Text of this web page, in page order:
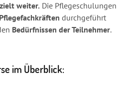
weiter. Die Pflegeschulungen
durchgeführt
Bedürfnissen der Teilnehmer.
im Überblick: